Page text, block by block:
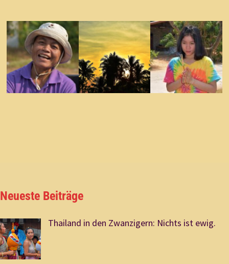
Neueste Beiträge
Thailand in den Zwanzigern: Nichts ist ewig.